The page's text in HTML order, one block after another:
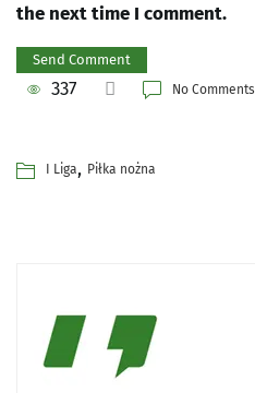
the next time I comment.
337 No Comments
I Liga, Piłka nożna